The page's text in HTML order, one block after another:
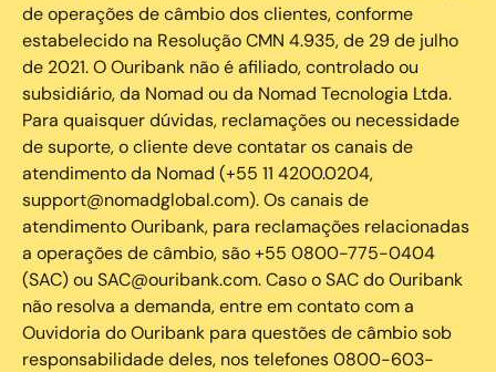
de operações de câmbio dos clientes, conforme
estabelecido na Resolução CMN 4.935, de 29 de julho
de 2021. O Ouribank não é afiliado, controlado ou
subsidiário, da Nomad ou da Nomad Tecnologia Ltda.
Para quaisquer dúvidas, reclamações ou necessidade
de suporte, o cliente deve contatar os canais de
atendimento da Nomad (+55 11 4200.0204,
support@nomadglobal.com). Os canais de
atendimento Ouribank, para reclamações relacionadas
a operações de câmbio, são +55 0800-775-0404
(SAC) ou SAC@ouribank.com. Caso o SAC do Ouribank
não resolva a demanda, entre em contato com a
Ouvidoria do Ouribank para questões de câmbio sob
responsabilidade deles, nos telefones 0800-603-